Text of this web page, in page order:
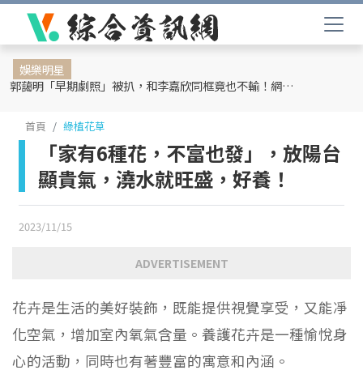
娛樂明星
郭藹明「早期劇照」被扒，和李嘉欣同框竟也不輸！網友：難怪劉青云這麼愛她
首頁 綠植花草
「家有6種花，不富也發」，放陽台
顯貴氣，澆水就旺盛，好養！
2023/11/15
ADVERTISEMENT
花卉是生活的美好裝飾，既能提供視覺享受，又能凈
化空氣，增加室內氧氣含量。養護花卉是一種愉悅身
心的活動，同時也有著豐富的寓意和內涵。